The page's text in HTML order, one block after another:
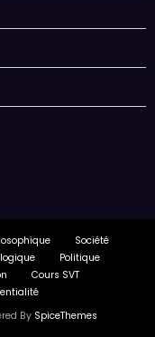
Société
Politique
Cours SVT
By SpiceThemes